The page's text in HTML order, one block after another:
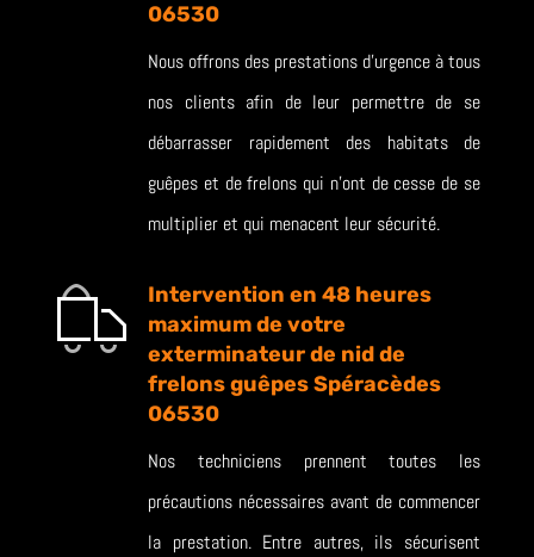
06530
Nous offrons des prestations d’urgence à tous
nos clients afin de leur permettre de se
débarrasser rapidement des habitats de
guêpes et de frelons qui n’ont de cesse de se
multiplier et qui menacent leur sécurité.
Intervention en 48 heures
maximum de votre
exterminateur de nid de
frelons guêpes Spéracèdes
06530
Nos techniciens prennent toutes les
précautions nécessaires avant de commencer
la prestation. Entre autres, ils sécurisent